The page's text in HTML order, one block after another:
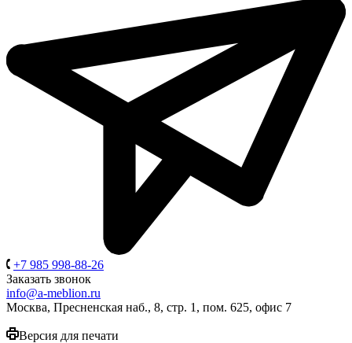
+7 985 998-88-26
Заказать звонок
info@a-meblion.ru
Москва, Пресненская наб., 8, стр. 1, пом. 625, офис 7
Версия для печати